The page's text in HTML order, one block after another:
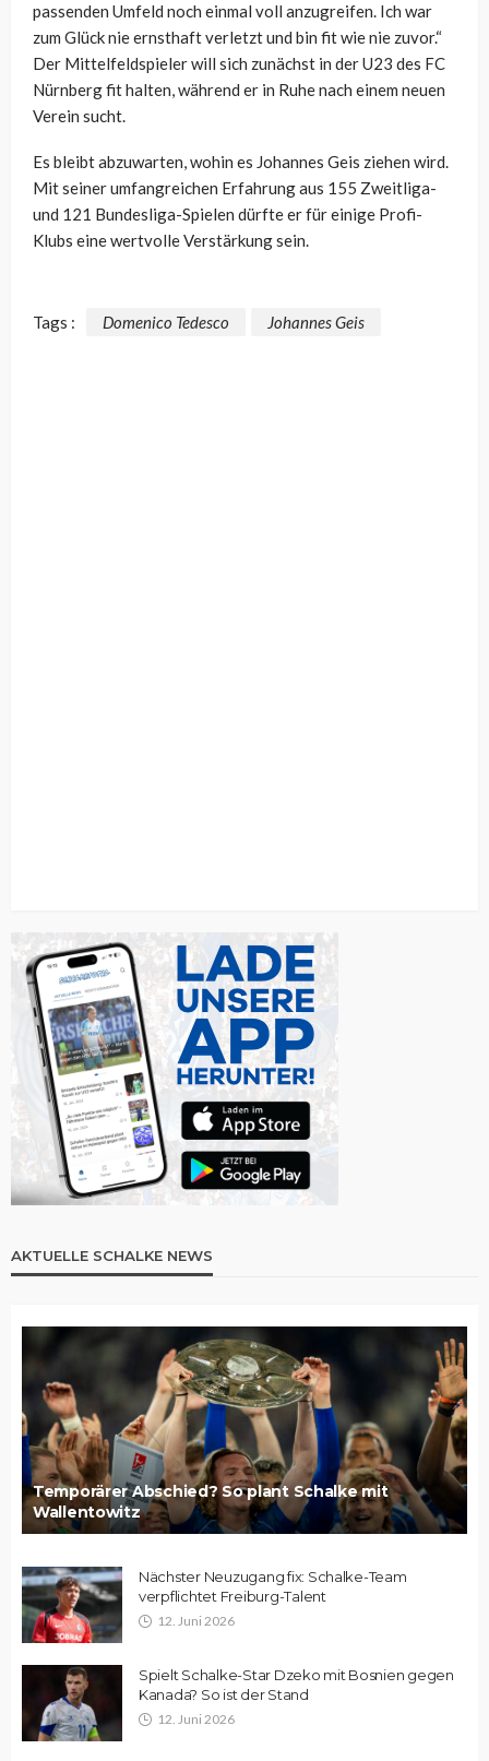
passenden Umfeld noch einmal voll anzugreifen. Ich war
zum Glück nie ernsthaft verletzt und bin fit wie nie zuvor.“
Der Mittelfeldspieler will sich zunächst in der U23 des FC
Nürnberg fit halten, während er in Ruhe nach einem neuen
Verein sucht.
Es bleibt abzuwarten, wohin es Johannes Geis ziehen wird.
Mit seiner umfangreichen Erfahrung aus 155 Zweitliga-
und 121 Bundesliga-Spielen dürfte er für einige Profi-
Klubs eine wertvolle Verstärkung sein.
Tags : Domenico Tedesco Johannes Geis
AKTUELLE SCHALKE NEWS
Temporärer Abschied? So plant Schalke mit
Wallentowitz
Nächster Neuzugang fix: Schalke-Team
verpflichtet Freiburg-Talent
12. Juni 2026
Spielt Schalke-Star Dzeko mit Bosnien gegen
Kanada? So ist der Stand
12. Juni 2026